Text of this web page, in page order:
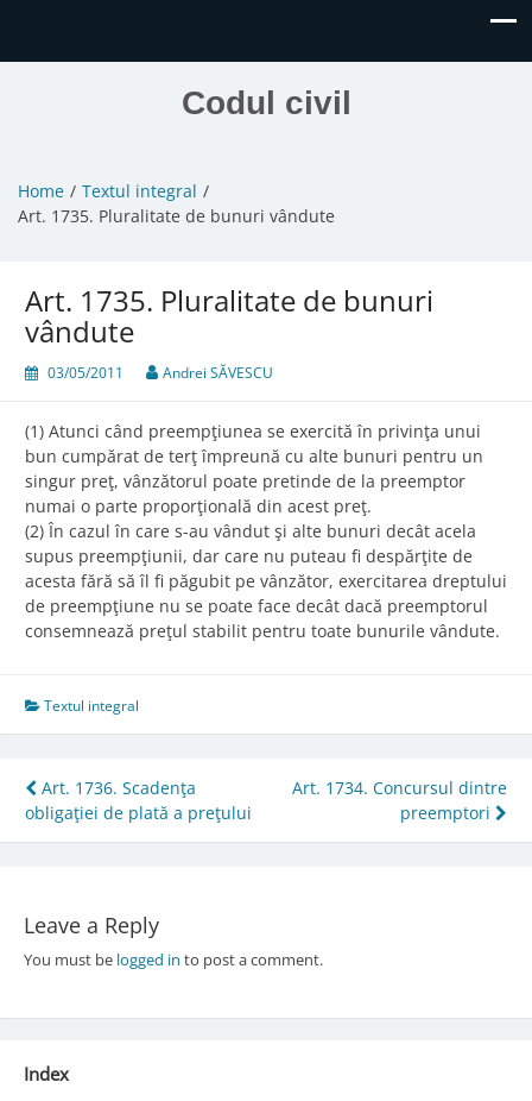
Codul civil
Home
Textul integral
Art. 1735. Pluralitate de bunuri vândute
Art. 1735. Pluralitate de bunuri
vândute
03/05/2011 Andrei SĂVESCU
(1) Atunci când preempţiunea se exercită în privinţa unui
bun cumpărat de terţ împreună cu alte bunuri pentru un
singur preţ, vânzătorul poate pretinde de la preemptor
numai o parte proporţională din acest preţ.
(2) În cazul în care s-au vândut şi alte bunuri decât acela
supus preempţiunii, dar care nu puteau fi despărţite de
acesta fără să îl fi păgubit pe vânzător, exercitarea dreptului
de preempţiune nu se poate face decât dacă preemptorul
consemnează preţul stabilit pentru toate bunurile vândute.
Textul integral
Post
navigation
Art. 1736. Scadenţa
obligaţiei de plată a preţului
Art. 1734. Concursul dintre
preemptori
Leave a Reply
You must be logged in to post a comment.
Index